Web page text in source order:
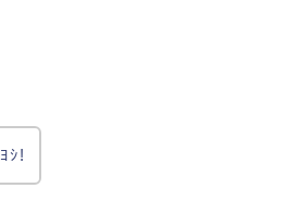
(๑˃̵ᴗ˂̵)و ﾖｼ!